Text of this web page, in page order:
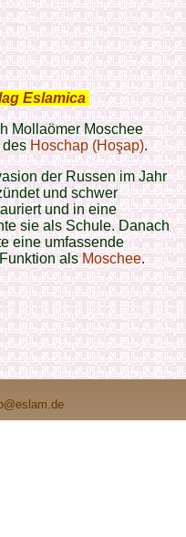
Eslamica
Mollaömer Moschee
desHoschap (Hoşap).
der Russen im Jahr
und schwer
und in eine
sie als Schule. Danach
eine umfassende
alsMoschee.
@eslam.de